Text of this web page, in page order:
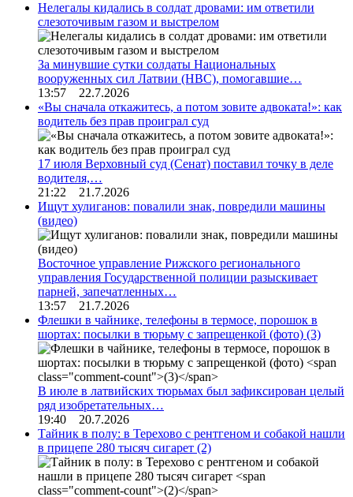
Нелегалы кидались в солдат дровами: им ответили
слезоточивым газом и выстрелом
За минувшие сутки солдаты Национальных
вооруженных сил Латвии (НВС), помогавшие…
13:57 22.7.2026
«Вы сначала откажитесь, а потом зовите адвоката!»: как
водитель без прав проиграл суд
17 июля Верховный суд (Сенат) поставил точку в деле
водителя,…
21:22 21.7.2026
Ищут хулиганов: повалили знак, повредили машины
(видео)
Восточное управление Рижского регионального
управления Государственной полиции разыскивает
парней, запечатленных…
13:57 21.7.2026
Флешки в чайнике, телефоны в термосе, порошок в
шортах: посылки в тюрьму с запрещенкой (фото) (3)
В июле в латвийских тюрьмах был зафиксирован целый
ряд изобретательных…
19:40 20.7.2026
Тайник в полу: в Терехово с рентгеном и собакой нашли
в прицепе 280 тысяч сигарет (2)